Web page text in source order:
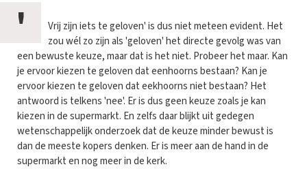
'
Vrij zijn iets te geloven' is dus niet meteen evident. Het
zou wél zo zijn als 'geloven' het directe gevolg was van
een bewuste keuze, maar dat is het niet. Probeer het maar. Kan
je ervoor kiezen te geloven dat eenhoorns bestaan? Kan je
ervoor kiezen te geloven dat eekhoorns niet bestaan? Het
antwoord is telkens 'nee'. Er is dus geen keuze zoals je kan
kiezen in de supermarkt. En zelfs daar blijkt uit gedegen
wetenschappelijk onderzoek dat de keuze minder bewust is
dan de meeste kopers denken. Er is meer aan de hand in de
supermarkt en nog meer in de kerk.